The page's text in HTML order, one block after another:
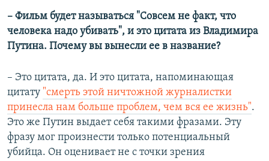
– Фильм будет называться "Совсем не факт, что
человека надо убивать", и это цитата из Владимира
Путина. Почему вы вынесли ее в название?
– Это цитата, да. И это цитата, напоминающая
цитату "смерть этой ничтожной журналистки
принесла нам больше проблем, чем вся ее жизнь".
Это же Путин выдает себя такими фразами. Эту
фразу мог произнести только потенциальный
убийца. Он оценивает не с точки зрения